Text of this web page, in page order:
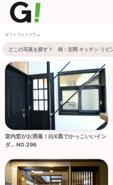
ギフトフォトグラム
室内窓がお洒落！白X黒でかっこいいイン
ダ... NO.296